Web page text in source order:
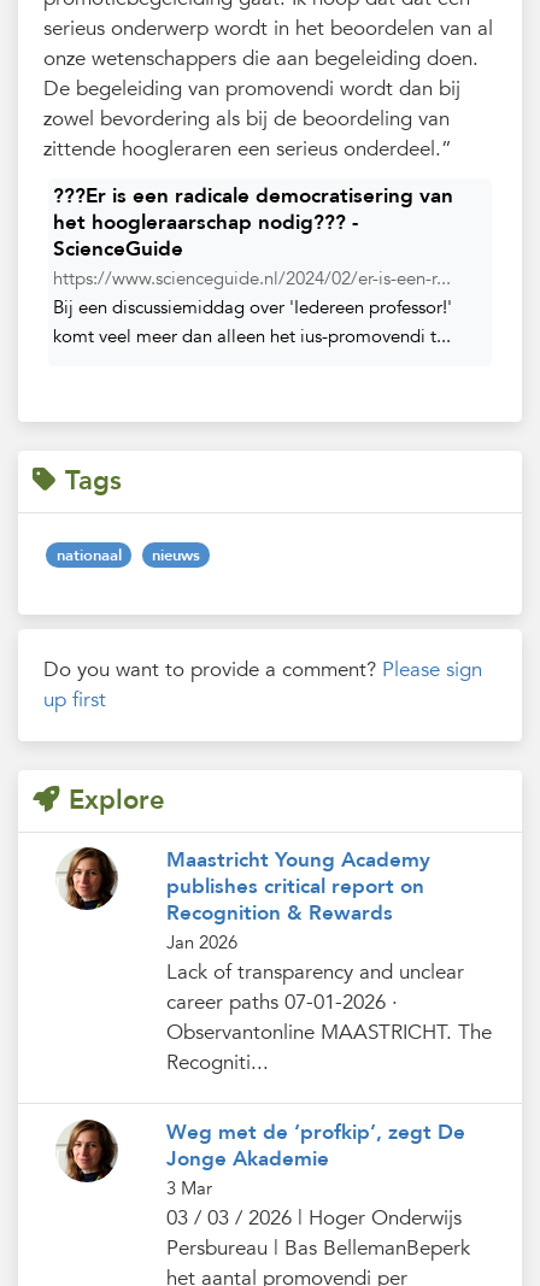
serieus onderwerp wordt in het beoordelen van al
onze wetenschappers die aan begeleiding doen.
De begeleiding van promovendi wordt dan bij
zowel bevordering als bij de beoordeling van
zittende hoogleraren een serieus onderdeel.”
???Er is een radicale democratisering van
het hoogleraarschap nodig??? -
ScienceGuide
https://www.scienceguide.nl/2024/02/er-is-een-r...
Bij een discussiemiddag over 'Iedereen professor!'
komt veel meer dan alleen het ius-promovendi t...
Tags
nationaal nieuws
Do you want to provide a comment? Please sign
up first
Explore
Maastricht Young Academy
publishes critical report on
Recognition & Rewards
Jan 2026
Lack of transparency and unclear
career paths 07-01-2026 ·
Observantonline MAASTRICHT. The
Recogniti...
Weg met de ‘profkip’, zegt De
Jonge Akademie
3 Mar
03 / 03 / 2026 | Hoger Onderwijs
Persbureau | Bas BellemanBeperk
het aantal promovendi per